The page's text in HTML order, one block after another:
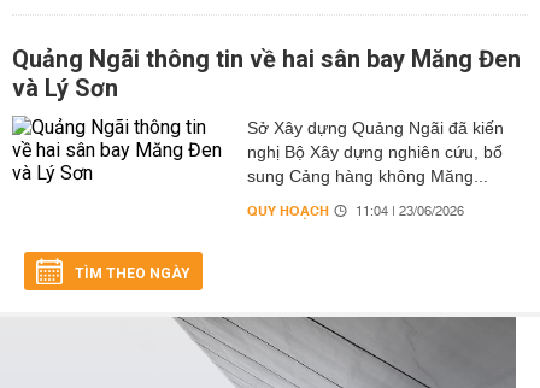
Quảng Ngãi thông tin về hai sân bay Măng Đen
và Lý Sơn
Sở Xây dựng Quảng Ngãi đã kiến
nghị Bộ Xây dựng nghiên cứu, bổ
sung Cảng hàng không Măng...
QUY HOẠCH 11:04 | 23/06/2026
TÌM THEO NGÀY